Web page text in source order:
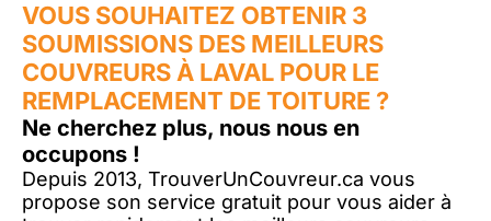
VOUS SOUHAITEZ OBTENIR 3
SOUMISSIONS DES MEILLEURS
COUVREURS À LAVAL POUR LE
REMPLACEMENT DE TOITURE ?
Ne cherchez plus, nous nous en
occupons !
Depuis 2013, TrouverUnCouvreur.ca vous
propose son service gratuit pour vous aider à